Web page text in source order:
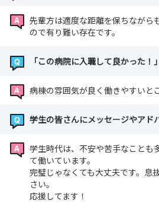
先輩方は適度な距離を保ちながら
ので有り難い存在です。
「この病院に入職して良かった！
病棟の雰囲気が良く働きやすいと
学生の皆さんにメッセージやアド
学生時代は、不安や苦手なことも
て働いています。
完璧じゃなくても大丈夫です。息
さい。
応援してます！